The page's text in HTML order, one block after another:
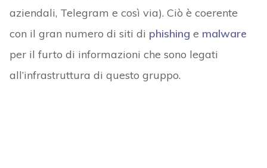
aziendali, Telegram e così via). Ciò è coerente
con il gran numero di siti di phishing e malware
per il furto di informazioni che sono legati
all’infrastruttura di questo gruppo.